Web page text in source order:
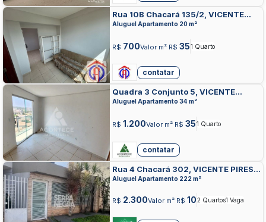
Rua 10B Chacará 135/2, VICENTE
PIRES, VICENTE PIRES
Aluguel Apartamento 20 m²
R$ 700Valor m² R$ 351 Quarto
contatar
Quadra 3 Conjunto 5, VICENTE
PIRES, VICENTE PIRES
Aluguel Apartamento 34 m²
R$ 1.200Valor m² R$ 351 Quarto
contatar
Rua 4 Chacará 302, VICENTE PIRES,
VICENTE PIRES
Aluguel Apartamento 222 m²
R$ 2.300Valor m² R$ 102 Quartos1 Vaga